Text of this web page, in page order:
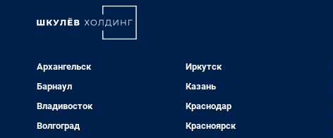
Архангельск
Барнаул
Владивосток
Волгоград
Иркутск
Казань
Краснодар
Красноярск